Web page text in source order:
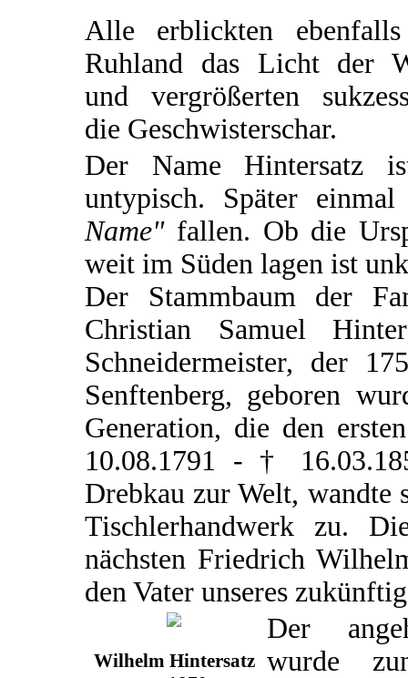
Alle erblickten
Ruhland das Licht der
und vergrößerten
die Geschwisterschar.
Der Name Hintersatz
untypisch. Später
Name"fallen. Ob die
weit im Süden lagen ist
Der Stammbaum der
Christian Samuel
Schneidermeister, der
Senftenberg, geboren
Generation, die den
10.08.1791 - †
Drebkau zur Welt, wandte
Tischlerhandwerk zu.
nächsten Friedrich
den Vater unseres
Wilhelm Hintersatz
Der
wurde